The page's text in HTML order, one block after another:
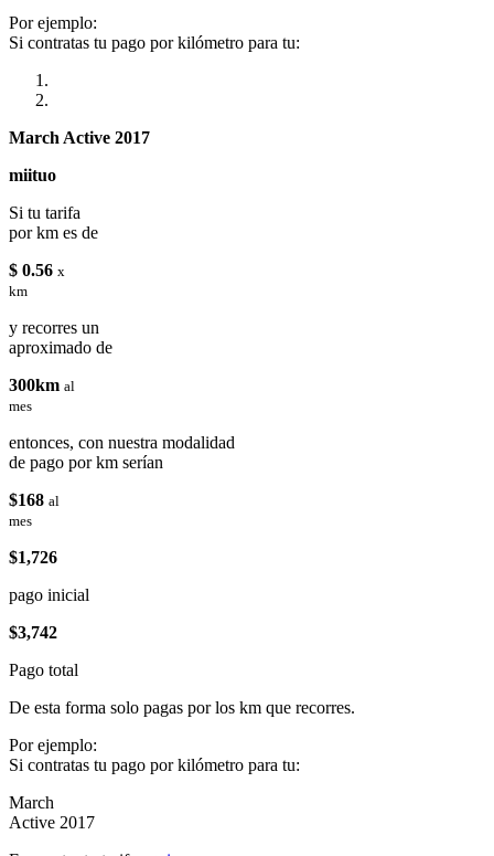
Por ejemplo:
Si contratas tu pago por kilómetro para tu:
March Active 2017
miituo
Si tu tarifa
por km es de
$ 0.56 x
km
y recorres un
aproximado de
300km al
mes
entonces, con nuestra modalidad
de pago por km serían
$168 al
mes
$1,726
pago inicial
$3,742
Pago total
De esta forma solo pagas por los km que recorres.
Por ejemplo:
Si contratas tu pago por kilómetro para tu:
March
Active 2017